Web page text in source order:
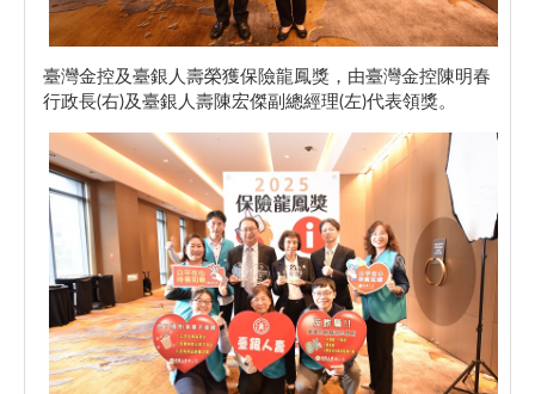
臺灣金控及臺銀人壽榮獲保險龍鳳獎，由臺灣金控陳明春
行政長(右)及臺銀人壽陳宏傑副總經理(左)代表領獎。